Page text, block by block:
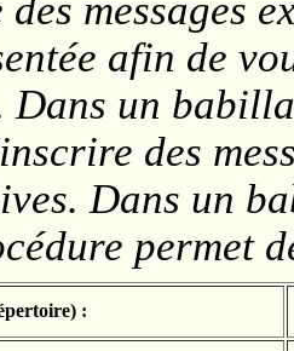
messages
afin de
Dans un
des
Dans un
permet
: